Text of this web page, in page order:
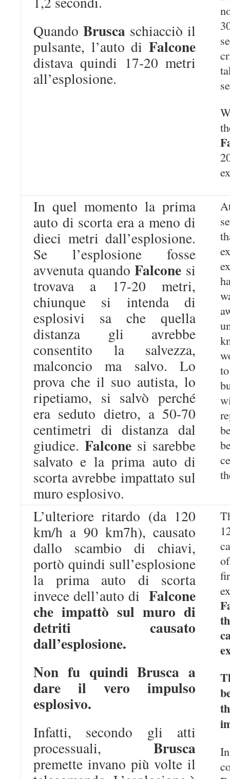
Quando Brusca schiacciò il
pulsante, l’auto di Falcone
distava quindi 17-20 metri
all’esplosione.
In quel momento la prima
auto di scorta era a meno di
dieci metri dall’esplosione.
Se l’esplosione fosse
avvenuta quandoFalcone si
trovava a 17-20 metri,
chiunque si intenda di
esplosivi sa che quella
distanza gli avrebbe
consentito la salvezza,
malconcio ma salvo. Lo
prova che il suo autista, lo
ripetiamo, si salvò perché
era seduto dietro, a 50-70
centimetri di distanza dal
giudice. Falcone si sarebbe
salvato e la prima auto di
scorta avrebbe impattato sul
muro esplosivo.
L’ulteriore ritardo (da 120
km/h a 90 km7h), causato
dallo scambio di chiavi,
portò quindi sull’esplosione
la prima auto di scorta
invece dell’auto di Falcone
che impattò sul muro di
detriti causato
dall’esplosione.
Non fu quindi Brusca a
dare il vero impulso
esplosivo.
Infatti, secondo gli atti
processuali, Brusca
premette invano più volte il